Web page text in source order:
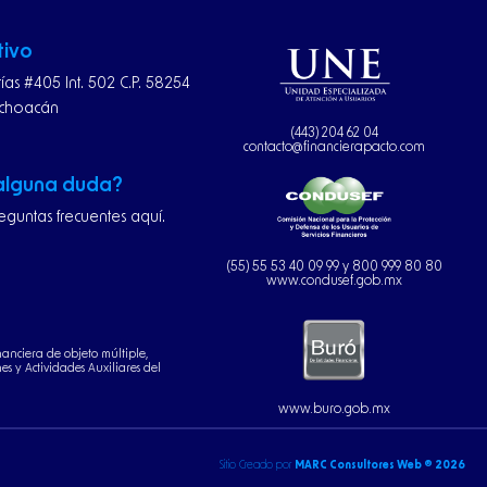
#405 Int. 502 C.P. 58254
(443) 204 62 04
contacto@financierapacto.com
duda?
frecuentes aquí.
(55) 55 53 40 09 99 y 800 999 80 80
www.condusef.gob.mx
de objeto múltiple,
y Actividades Auxiliares del
www.buro.gob.mx
Sitio Creado por MARC Consultores Web ® 2026